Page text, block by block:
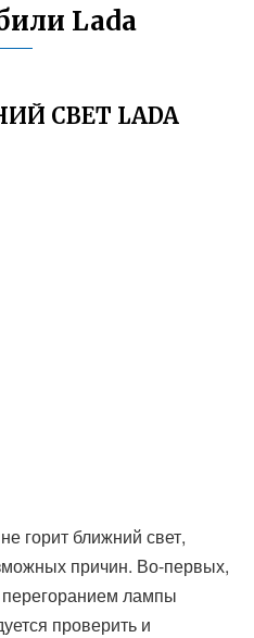
Lada
СВЕТ LADA
горит ближний свет,
причин. Во-первых,
лампы
проверить и